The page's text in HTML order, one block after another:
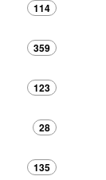
114
359
123
28
135